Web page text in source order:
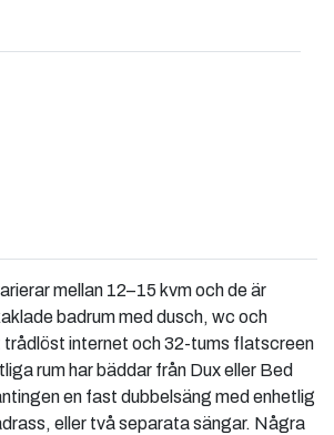
mellan 12–15 kvm och de är
badrum med dusch, wc och
trådlöst internet och 32-tums flatscreen
rum har bäddar från Dux eller Bed
en fast dubbelsäng med enhetlig
eller två separata sängar. Några